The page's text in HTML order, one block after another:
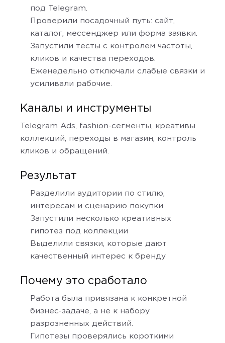
под Telegram.
Проверили посадочный путь: сайт,
каталог, мессенджер или форма заявки.
Запустили тесты с контролем частоты,
кликов и качества переходов.
Еженедельно отключали слабые связки и
усиливали рабочие.
Каналы и инструменты
Telegram Ads, fashion-сегменты, креативы
коллекций, переходы в магазин, контроль
кликов и обращений.
Результат
Разделили аудитории по стилю,
интересам и сценарию покупки
Запустили несколько креативных
гипотез под коллекции
Выделили связки, которые дают
качественный интерес к бренду
Почему это сработало
Работа была привязана к конкретной
бизнес-задаче, а не к набору
разрозненных действий.
Гипотезы проверялись короткими